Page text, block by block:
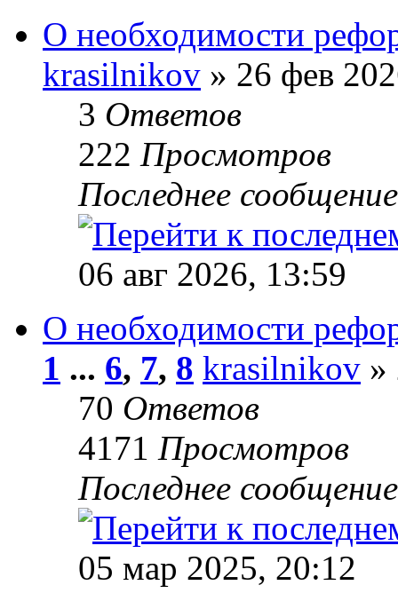
О необходимости
krasilnikov » 26 фев
3 Ответов
222 Просмотров
Последнее
06 авг 2026, 13:59
О необходимости
1 ... 6, 7, 8 krasilnikov »
70 Ответов
4171 Просмотров
Последнее
05 мар 2025, 20:12